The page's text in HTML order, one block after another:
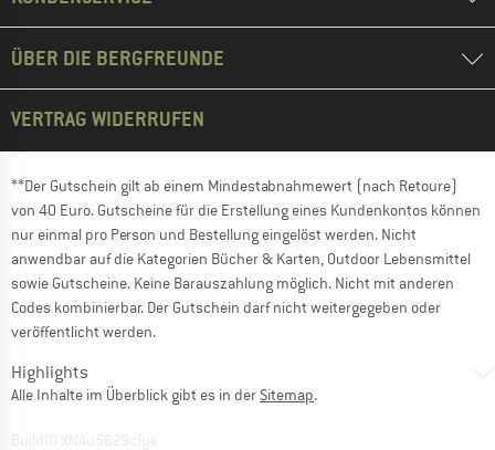
ÜBER DIE BERGFREUNDE
VERTRAG WIDERRUFEN
**Der Gutschein gilt ab einem Mindestabnahmewert (nach Retoure)
von 40 Euro. Gutscheine für die Erstellung eines Kundenkontos können
nur einmal pro Person und Bestellung eingelöst werden. Nicht
anwendbar auf die Kategorien Bücher & Karten, Outdoor Lebensmittel
sowie Gutscheine. Keine Barauszahlung möglich. Nicht mit anderen
Codes kombinierbar. Der Gutschein darf nicht weitergegeben oder
veröffentlicht werden.
Highlights
Alle Inhalte im Überblick gibt es in der Sitemap.